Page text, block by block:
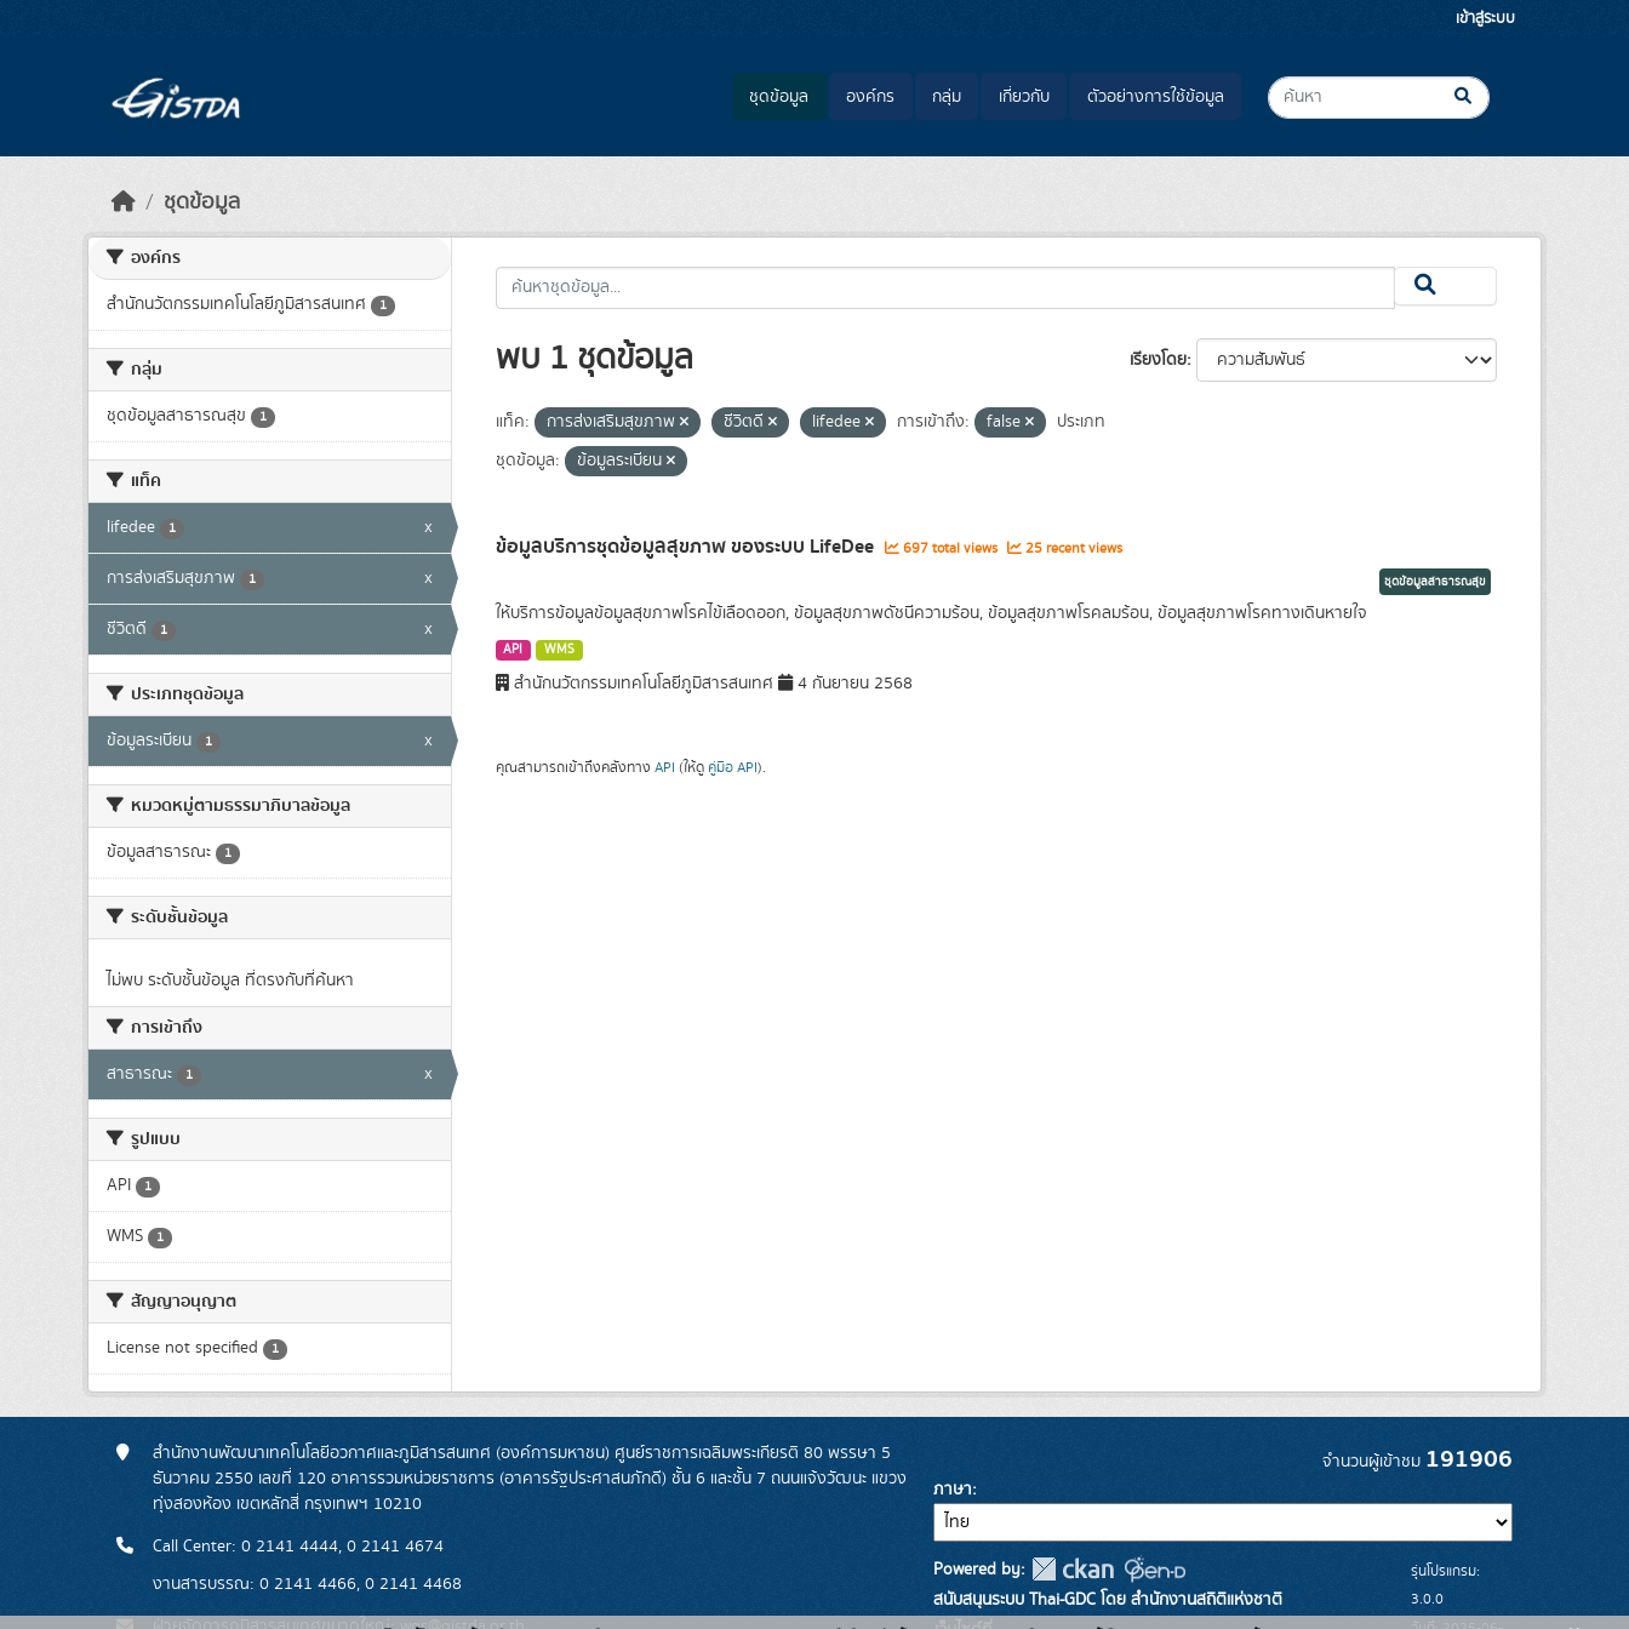
เข้าสู่ระบบ
ชุดข้อมูล องค์กร กลุ่ม เกี่ยวกับ ตัวอย่างการใช้ข้อมูล
ชุดข้อมูล
องค์กร
สำนักนวัตกรรมเทคโนโลยีภูมิสารสนเทศ 1
กลุ่ม
ชุดข้อมูลสาธารณสุข 1
แท็ค
lifedee 1 x
การส่งเสริมสุขภาพ 1 x
ชีวิตดี 1 x
ประเภทชุดข้อมูล
ข้อมูลระเบียน 1 x
หมวดหมู่ตามธรรมาภิบาลข้อมูล
ข้อมูลสาธารณะ 1
ระดับชั้นข้อมูล
ไม่พบ ระดับชั้นข้อมูล ที่ตรงกับที่ค้นหา
การเข้าถึง
สาธารณะ 1 x
รูปแบบ
API 1
WMS 1
สัญญาอนุญาต
License not specified 1
เรียงโดย
พบ 1 ชุดข้อมูล
แท็ค: การส่งเสริมสุขภาพ ชีวิตดี lifedee การเข้าถึง: false
ประเภท
ชุดข้อมูล:
ข้อมูลระเบียน
ข้อมูลบริการชุดข้อมูลสุขภาพ ของระบบ LifeDee 697 total views 25 recent views
ชุดข้อมูลสาธารณสุข
ให้บริการข้อมูลข้อมูลสุขภาพโรคไข้เลือดออก, ข้อมูลสุขภาพดัชนีความร้อน, ข้อมูลสุขภาพโรคลมร้อน, ข้อมูลสุขภาพโรคทางเดินหายใจ
API WMS
สำนักนวัตกรรมเทคโนโลยีภูมิสารสนเทศ 4 กันยายน 2568
คุณสามารถเข้าถึงคลังทาง API (ให้ดู คู่มือ API).
สำนักงานพัฒนาเทคโนโลยีอวกาศและภูมิสารสนเทศ (องค์การมหาชน) ศูนย์ราชการเฉลิมพระเกียรติ 80 พรรษา 5
ธันวาคม 2550 เลขที่ 120 อาคารรวมหน่วยราชการ (อาคารรัฐประศาสนภักดี) ชั้น 6 และชั้น 7 ถนนแจ้งวัฒนะ แขวง
ทุ่งสองห้อง เขตหลักสี่ กรุงเทพฯ 10210
Call Center: 0 2141 4444, 0 2141 4674
งานสารบรรณ: 0 2141 4466, 0 2141 4468
จำนวนผู้เข้าชม 191906
ภาษา
Powered by:
สนับสนุนระบบ Thai-GDC โดย สำนักงานสถิติแห่งชาติ
รุ่นโปรแกรม:
3.0.0